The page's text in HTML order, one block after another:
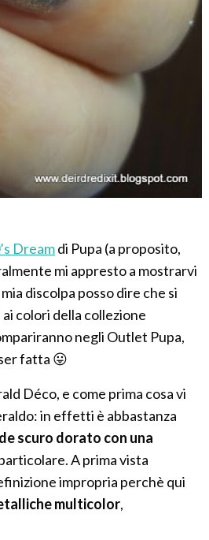
Dreamdi Pupa (a proposito,
mi appresto a mostrarvi
discolpa posso dire che si
colori della collezione
negli Outlet Pupa,
fatta 😛
Déco, e come prima cosa vi
in effetti è abbastanza
scuro dorato con una
A prima vista
impropria perchè qui
multicolor,